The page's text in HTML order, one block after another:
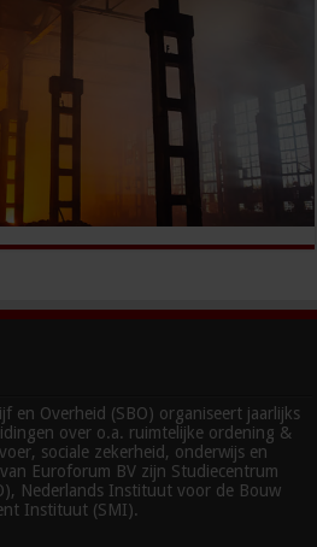
en Overheid (SBO) organiseert jaarlijks
over o.a. ruimtelijke ordening &
sociale zekerheid, onderwijs en
Euroforum BV zijn Studiecentrum
Nederlands Instituut voor de Bouw
Instituut (SMI).